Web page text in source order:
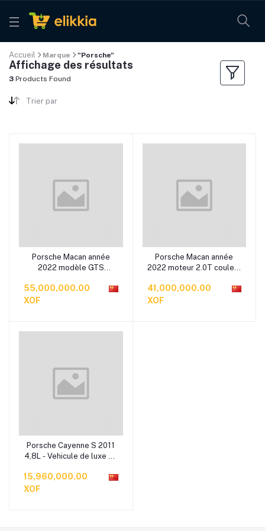
Accueil Marque "Porsche"
Affichage des résultats
3 Products Found
Trier par
Porsche Macan année
2022 modèle GTS
55,000,000.00
XOF
Porsche Macan année
2022 moteur 2.0T couleur
41,000,000.00
XOF
Porsche Cayenne S 2011
4,8L - Vehicule de luxe 2e
SUV
15,960,000.00
XOF